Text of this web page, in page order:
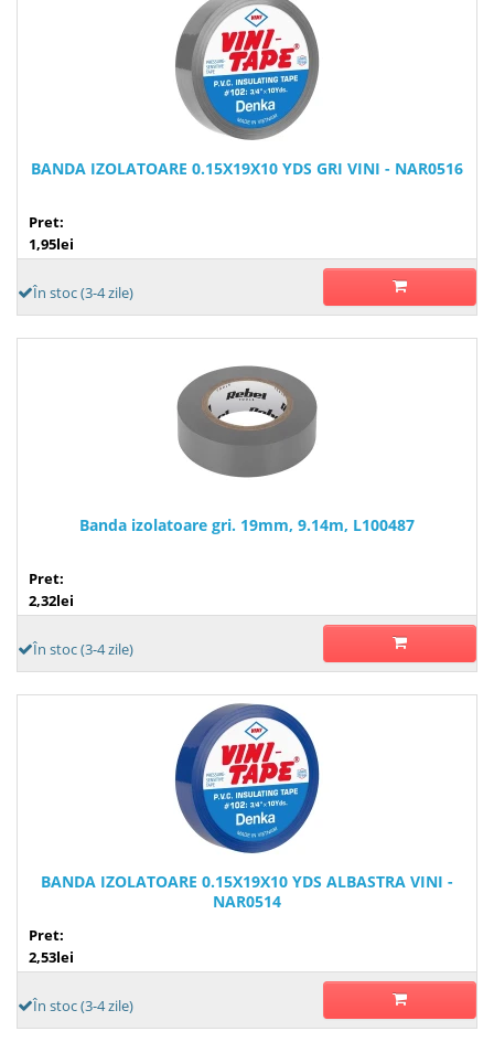
BANDA IZOLATOARE 0.15X19X10 YDS GRI VINI - NAR0516
Pret:
1,95lei
În stoc (3-4 zile)
Banda izolatoare gri. 19mm, 9.14m, L100487
Pret:
2,32lei
În stoc (3-4 zile)
BANDA IZOLATOARE 0.15X19X10 YDS ALBASTRA VINI -
NAR0514
Pret:
2,53lei
În stoc (3-4 zile)